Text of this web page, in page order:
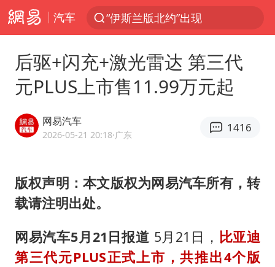
汽车
“伊斯兰版北约”出现
“白海豚”最新位置公布
外国游客的“中国游三件套”火了
河南警方公开征集黑恶犯罪线索
谢霆锋演唱会隔空祝王菲生日快乐
WTT横滨冠军赛女单四强国乒占三席
浙江省发出今年第2号指挥长令
后驱+闪充+激光雷达 第三代
元PLUS上市售11.99万元起
网易汽车
2026-05-21 20:18·广东
1416
版权声明：本文版权为网易汽车所有，转
载请注明出处。
网易汽车5月21日报道 5月21日， 比亚迪
第三代元PLUS正式上市，共推出4个版